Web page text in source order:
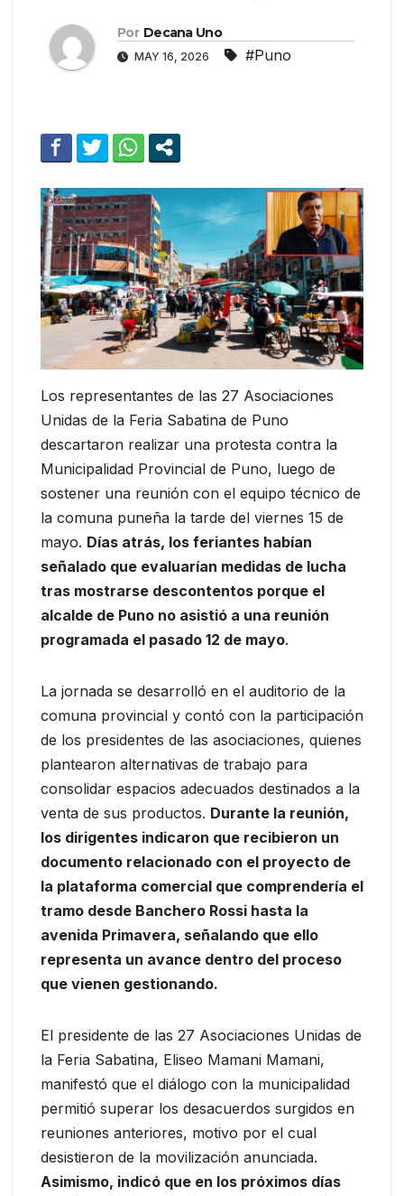
Por Decana Uno
MAY 16, 2026 #Puno
Los representantes de las 27 Asociaciones
Unidas de la Feria Sabatina de Puno
descartaron realizar una protesta contra la
Municipalidad Provincial de Puno, luego de
sostener una reunión con el equipo técnico de
la comuna puneña la tarde del viernes 15 de
mayo. Días atrás, los feriantes habían
señalado que evaluarían medidas de lucha
tras mostrarse descontentos porque el
alcalde de Puno no asistió a una reunión
programada el pasado 12 de mayo.
La jornada se desarrolló en el auditorio de la
comuna provincial y contó con la participación
de los presidentes de las asociaciones, quienes
plantearon alternativas de trabajo para
consolidar espacios adecuados destinados a la
venta de sus productos. Durante la reunión,
los dirigentes indicaron que recibieron un
documento relacionado con el proyecto de
la plataforma comercial que comprendería el
tramo desde Banchero Rossi hasta la
avenida Primavera, señalando que ello
representa un avance dentro del proceso
que vienen gestionando.
El presidente de las 27 Asociaciones Unidas de
la Feria Sabatina, Eliseo Mamani Mamani,
manifestó que el diálogo con la municipalidad
permitió superar los desacuerdos surgidos en
reuniones anteriores, motivo por el cual
desistieron de la movilización anunciada.
Asimismo, indicó que en los próximos días